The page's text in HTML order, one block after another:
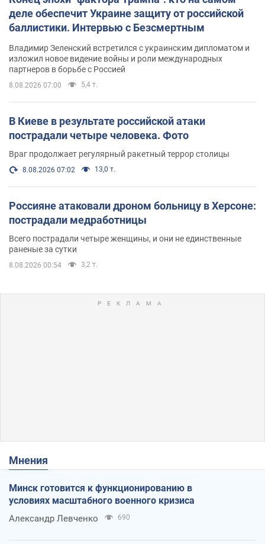
деле обеспечит Украине защиту от российской
баллистики. Интервью с Безсмертным
Владимир Зеленский встретился с украинским дипломатом и
изложил новое видение войны и роли международных
партнеров в борьбе с Россией
8.08.2026 07:00 5,4 т.
В Киеве в результате российской атаки
пострадали четыре человека. Фото
Враг продолжает регулярный ракетный террор столицы
8.08.2026 07:02 13,0 т.
Россияне атаковали дроном больницу в Херсоне:
пострадали медработницы
Всего пострадали четыре женщины, и они не единственные
раненые за сутки
8.08.2026 00:54 3,2 т.
Мнения
Минск готовится к функционированию в
условиях масштабного военного кризиса
Александр Левченко 690